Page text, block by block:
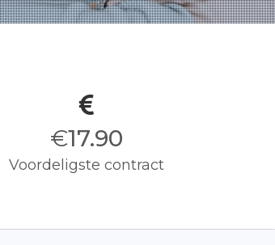
€18.00
Voordeligste contract